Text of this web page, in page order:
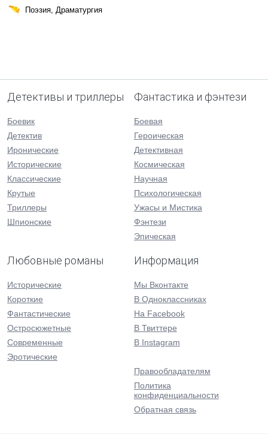
Поэзия, Драматургия
Детективы и триллеры
Боевик
Детектив
Иронические
Исторические
Классические
Крутые
Триллеры
Шпионские
Фантастика и фэнтези
Боевая
Героическая
Детективная
Космическая
Научная
Психологическая
Ужасы и Мистика
Фэнтези
Эпическая
Любовные романы
Исторические
Короткие
Фантастические
Остросюжетные
Современные
Эротические
Информация
Мы Вконтакте
В Одноклассниках
На Facebook
В Твиттере
В Instagram
Правообладателям
Политика
конфиденциальности
Обратная связь